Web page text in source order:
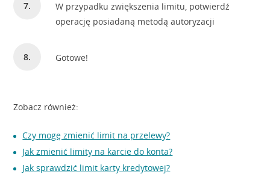
W przypadku zwiększenia limitu, potwierdź
operację posiadaną metodą autoryzacji
Gotowe!
Zobacz również:
Czy mogę zmienić limit na przelewy?
Jak zmienić limity na karcie do konta?
Jak sprawdzić limit karty kredytowej?